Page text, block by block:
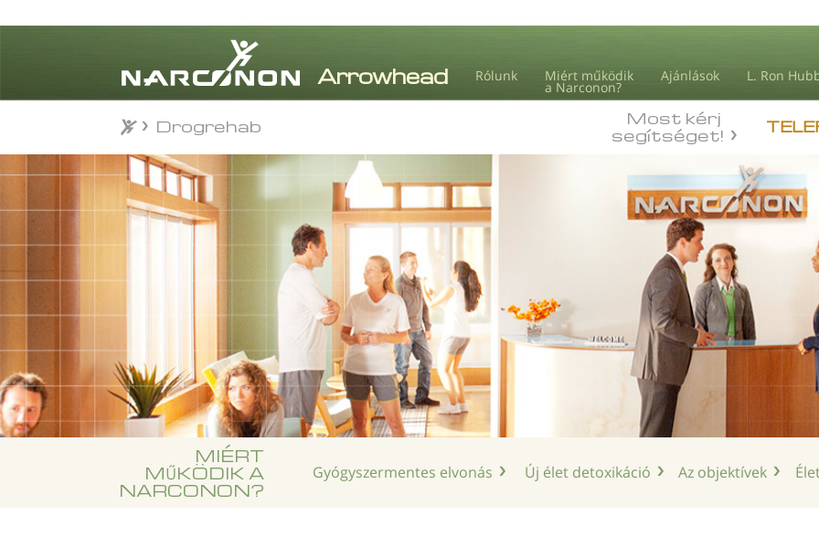
Rólunk Miért működik
a Narconon?
Ajánlások L. Ron
⨯
Most kérj
segítséget!
Drogrehab
MIÉRT
MŰKÖDIK A
NARCONON?
Gyógyszermentes elvonás Új élet detoxikáció Az objektívek